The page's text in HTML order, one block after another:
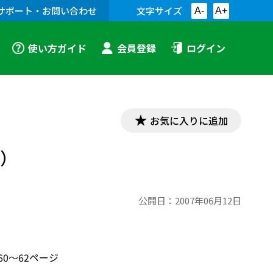
ポート・お問い合わせ 文字サイズ A- A+
使い方ガイド 会員登録 ログイン
お気に入りに追加
公開日： 2007年06月12日
～62ページ